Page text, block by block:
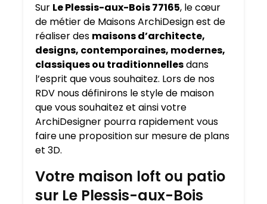
Sur Le Plessis-aux-Bois 77165, le cœur
de métier de Maisons ArchiDesign est de
réaliser des maisons d’architecte,
designs, contemporaines, modernes,
classiques ou traditionnellesdans
l’esprit que vous souhaitez. Lors de nos
RDV nous définirons le style de maison
que vous souhaitez et ainsi votre
ArchiDesigner pourra rapidement vous
faire une proposition sur mesure de plans
et 3D.
Votre maison loft ou patio
sur Le Plessis-aux-Bois